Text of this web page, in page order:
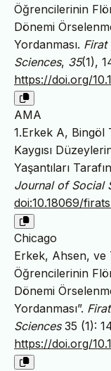
Öğrencilerinin
Dönemi
Yordanması.
Sciences, 35(1),
https://doi.org/
AMA
1.Erkek A, Bingöl
Kaygısı
Yaşantıları
Journal of Social
doi:10.18069/
Chicago
Erkek, Ahsen, ve
Öğrencilerinin
Dönemi
Yordanması”.
Sciences35 (1):
https://doi.org/